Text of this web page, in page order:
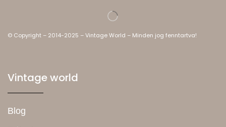
© Copyright – 2014-2025 – Vintage World – Minden jog fenntartva!
Vintage world
Blog